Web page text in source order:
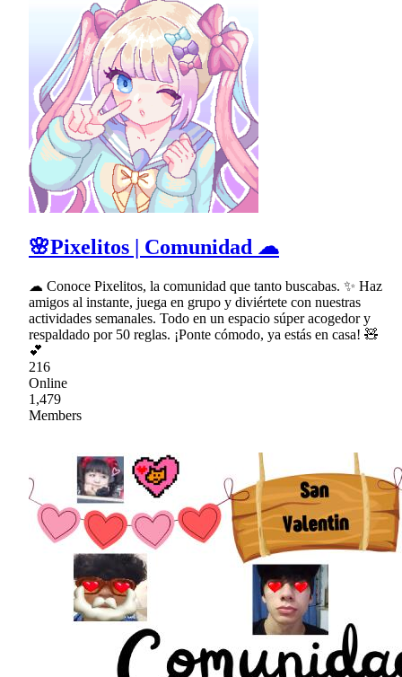
🌸Pixelitos | Comunidad ☁
☁ Conoce Pixelitos, la comunidad que tanto buscabas. ✨ Haz
amigos al instante, juega en grupo y diviértete con nuestras
actividades semanales. Todo en un espacio súper acogedor y
respaldado por 50 reglas. ¡Ponte cómodo, ya estás en casa! 🧸
💕
216
Online
1,479
Members